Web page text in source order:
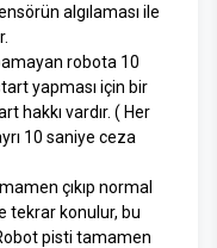
algılaması ile
robota 10
yapması için bir
hakkı vardır. ( Her
10 saniye ceza
çıkıp normal
tekrar konulur, bu
pisti tamamen